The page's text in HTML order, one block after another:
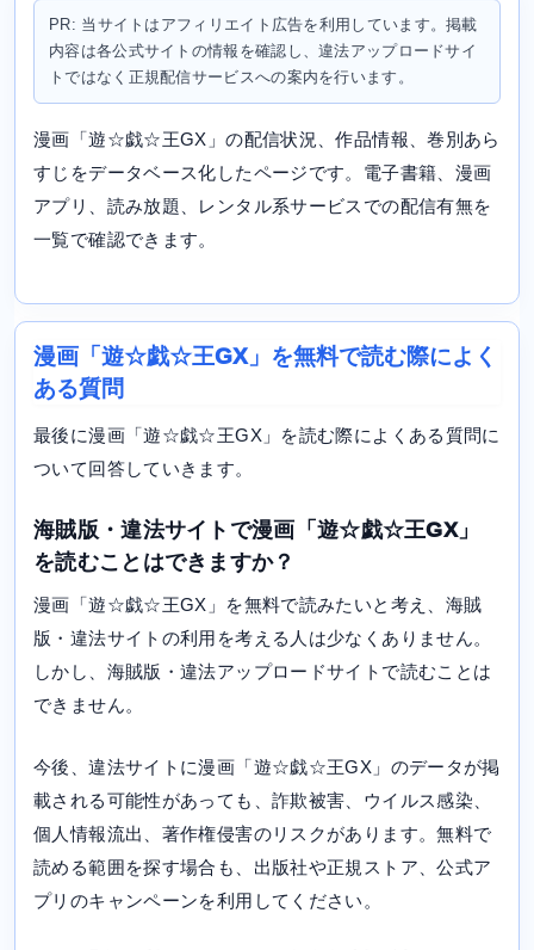
PR: 当サイトはアフィリエイト広告を利用しています。掲載
内容は各公式サイトの情報を確認し、違法アップロードサイ
トではなく正規配信サービスへの案内を行います。
漫画「遊☆戯☆王GX」の配信状況、作品情報、巻別あら
すじをデータベース化したページです。電子書籍、漫画
アプリ、読み放題、レンタル系サービスでの配信有無を
一覧で確認できます。
漫画「遊☆戯☆王GX」を無料で読む際によく
ある質問
最後に漫画「遊☆戯☆王GX」を読む際によくある質問に
ついて回答していきます。
海賊版・違法サイトで漫画「遊☆戯☆王GX」
を読むことはできますか？
漫画「遊☆戯☆王GX」を無料で読みたいと考え、海賊
版・違法サイトの利用を考える人は少なくありません。
しかし、海賊版・違法アップロードサイトで読むことは
できません。
今後、違法サイトに漫画「遊☆戯☆王GX」のデータが掲
載される可能性があっても、詐欺被害、ウイルス感染、
個人情報流出、著作権侵害のリスクがあります。無料で
読める範囲を探す場合も、出版社や正規ストア、公式ア
プリのキャンペーンを利用してください。